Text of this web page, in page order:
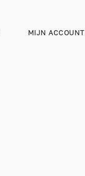
MIJN ACCOUNT